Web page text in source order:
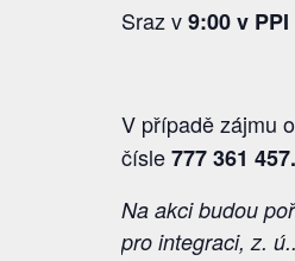
Sraz v9:00 v
V případě zájmu
čísle777 361 457.
Na akci budou
pro integraci, z. ú..